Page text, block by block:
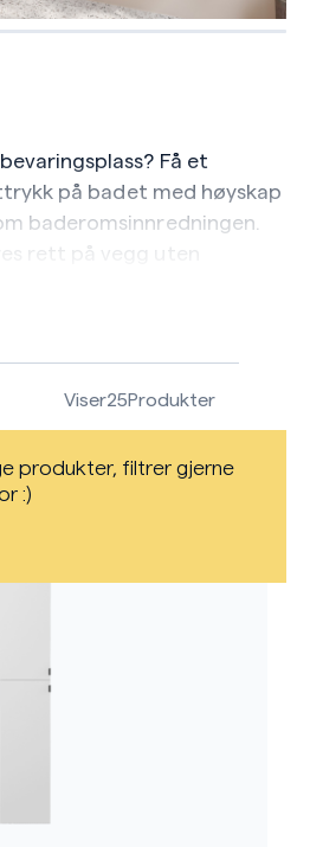
Få et
på badet med høyskap
baderomsinnredningen.
rett på vegg uten
håndtak, knotter eller
Viser25Produkter
produkter, filtrer gjerne
:)